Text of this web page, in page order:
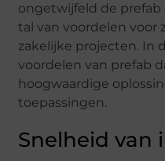
ongetwijfeld de prefab
tal van voordelen voor
zakelijke projecten. In
voordelen van prefab
hoogwaardige
toepassingen.
Snelheid van